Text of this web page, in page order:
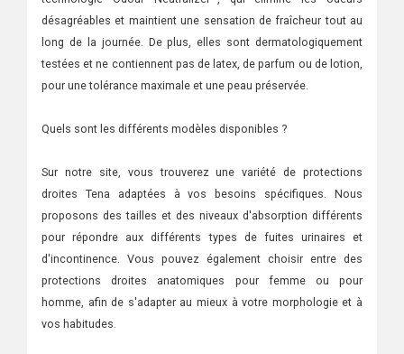
désagréables et maintient une sensation de fraîcheur tout au
long de la journée. De plus, elles sont dermatologiquement
testées et ne contiennent pas de latex, de parfum ou de lotion,
pour une tolérance maximale et une peau préservée.
Quels sont les différents modèles disponibles ?
Sur notre site, vous trouverez une variété de protections
droites Tena adaptées à vos besoins spécifiques. Nous
proposons des tailles et des niveaux d'absorption différents
pour répondre aux différents types de fuites urinaires et
d'incontinence. Vous pouvez également choisir entre des
protections droites anatomiques pour femme ou pour
homme, afin de s'adapter au mieux à votre morphologie et à
vos habitudes.